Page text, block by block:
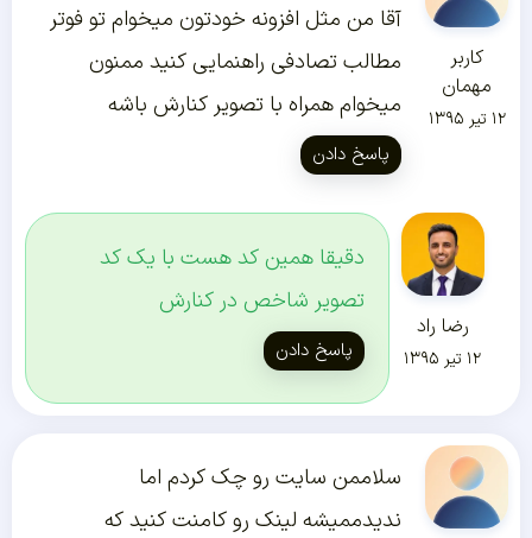
کاربر
مهمان
۱۲ تیر ۱۳۹۵
آقا من مثل افزونه خودتون میخوام تو فوتر
مطالب تصادفی راهنمایی کنید ممنون
میخوام همراه با تصویر کنارش باشه
پاسخ دادن
رضا راد
۱۲ تیر ۱۳۹۵
دقیقا همین کد هست با یک کد
تصویر شاخص در کنارش
پاسخ دادن
سلاممن سایت رو چک کردم اما
ندیدممیشه لینک رو کامنت کنید که